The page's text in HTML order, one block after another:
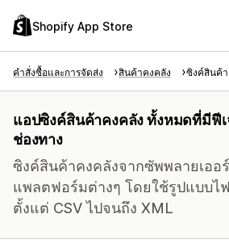
Shopify App Store
คำสั่งซื้อและการจัดส่ง สินค้าคงคลัง ซิงค์สินค้
แอปซิงค์สินค้าคงคลัง ทั้งหมดที่มีฟี
ช่องทาง
ซิงค์สินค้าคงคลังจากซัพพลายเออ
แพลตฟอร์มต่างๆ โดยใช้รูปแบบไ
ตั้งแต่ CSV ไปจนถึง XML